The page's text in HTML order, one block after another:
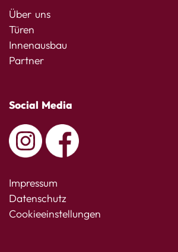
Über uns
Türen
Innenausbau
Partner
Social Media
Impressum
Datenschutz
Cookieeinstellungen